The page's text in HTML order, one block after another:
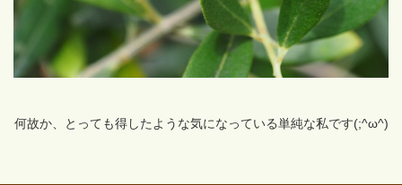
何故か、とっても得したような気になっている単純な私です(;^ω^)